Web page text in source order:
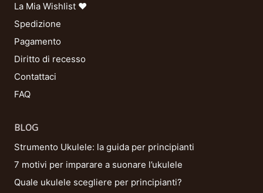
La Mia Wishlist ❤
Spedizione
Pagamento
Diritto di recesso
Contattaci
FAQ
BLOG
Strumento Ukulele: la guida per principianti
7 motivi per imparare a suonare l’ukulele
Quale ukulele scegliere per principianti?